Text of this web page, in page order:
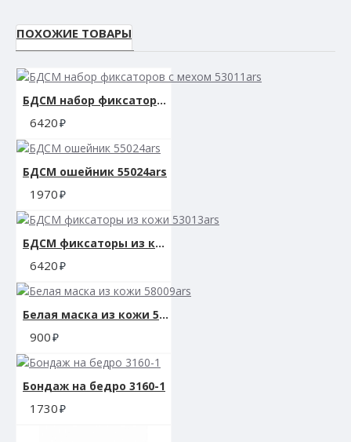
ПОХОЖИЕ ТОВАРЫ
БДСМ набор фиксаторов с мехом 53011ars
6420
БДСМ ошейник 55024ars
1970
БДСМ фиксаторы из кожи 53013ars
6420
Белая маска из кожи 58009ars
900
Бондаж на бедро 3160-1
1730